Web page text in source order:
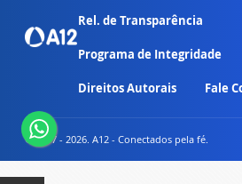
Rel. de Transparência
Programa de Integridade
Direitos Autorais Fale
© 2007 - 2026. A12 - Conectados pela fé.